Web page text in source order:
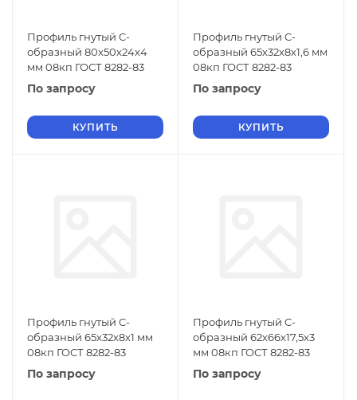
Профиль гнутый C-
образный 80х50х24х4
мм 08кп ГОСТ 8282-83
По запросу
КУПИТЬ
Профиль гнутый C-
образный 65х32х8х1,6 мм
08кп ГОСТ 8282-83
По запросу
КУПИТЬ
Профиль гнутый C-
образный 65х32х8х1 мм
08кп ГОСТ 8282-83
По запросу
Профиль гнутый C-
образный 62х66х17,5х3
мм 08кп ГОСТ 8282-83
По запросу